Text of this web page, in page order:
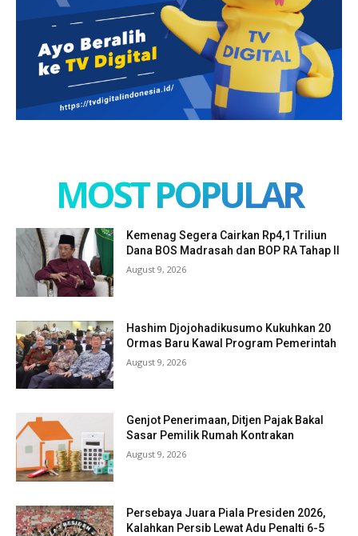
MOST POPULAR
Kemenag Segera Cairkan Rp4,1 Triliun
Dana BOS Madrasah dan BOP RA Tahap II
August 9, 2026
Hashim Djojohadikusumo Kukuhkan 20
Ormas Baru Kawal Program Pemerintah
August 9, 2026
Genjot Penerimaan, Ditjen Pajak Bakal
Sasar Pemilik Rumah Kontrakan
August 9, 2026
Persebaya Juara Piala Presiden 2026,
Kalahkan Persib Lewat Adu Penalti 6-5